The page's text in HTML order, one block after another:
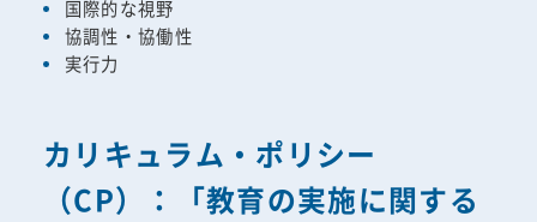
国際的な視野
協調性・協働性
実行力
カリキュラム・ポリシー
（CP）：「教育の実施に関する